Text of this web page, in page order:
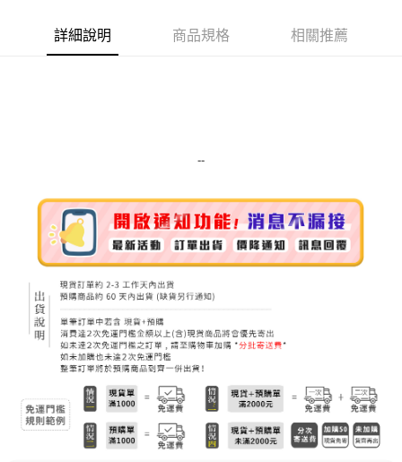
街口支付
全家取貨付款
每筆NT$80，滿NT$999(含以上)免運費
每筆NT$80，滿NT$999(含以上)免運費
7-11取貨付款
每筆NT$80，滿NT$999(含以上)免運費
7-11純取貨 (先付款
每筆NT$80，滿NT$999(含以上)免運費
詳細說明 商品規格 相關推薦
--